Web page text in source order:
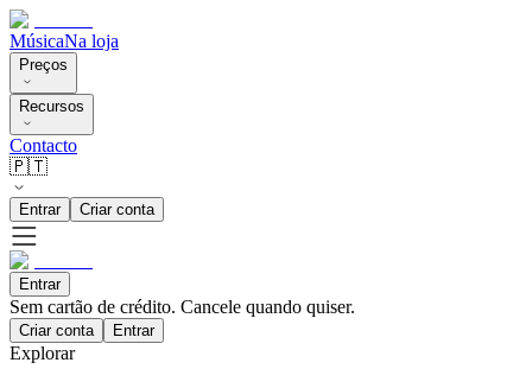
MúsicaNa loja
Preços
Recursos
Contacto
🇵🇹
Entrar Criar conta
Entrar
Sem cartão de crédito. Cancele quando quiser.
Criar conta Entrar
Explorar